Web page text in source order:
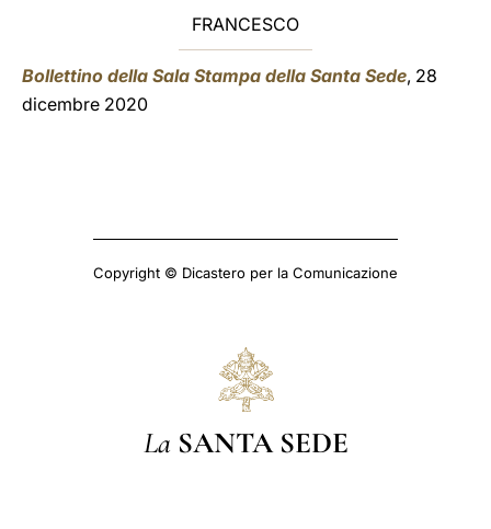
FRANCESCO
Bollettino della Sala Stampa della Santa Sede, 28
dicembre 2020
Copyright © Dicastero per la Comunicazione
La SANTA SEDE